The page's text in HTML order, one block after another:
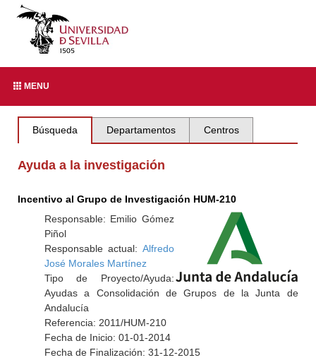
MENU
Búsqueda Departamentos Centros
Ayuda a la investigación
Incentivo al Grupo de Investigación HUM-210
Responsable: Emilio Gómez
Piñol
Responsable actual: Alfredo
José Morales Martínez
Tipo de Proyecto/Ayuda:
Ayudas a Consolidación de Grupos de la Junta de
Andalucía
Referencia: 2011/HUM-210
Fecha de Inicio: 01-01-2014
Fecha de Finalización: 31-12-2015